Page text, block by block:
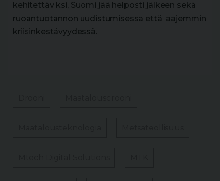
kehitettäviksi, Suomi jää helposti jälkeen sekä
ruoantuotannon uudistumisessa että laajemmin
kriisinkestävyydessä.